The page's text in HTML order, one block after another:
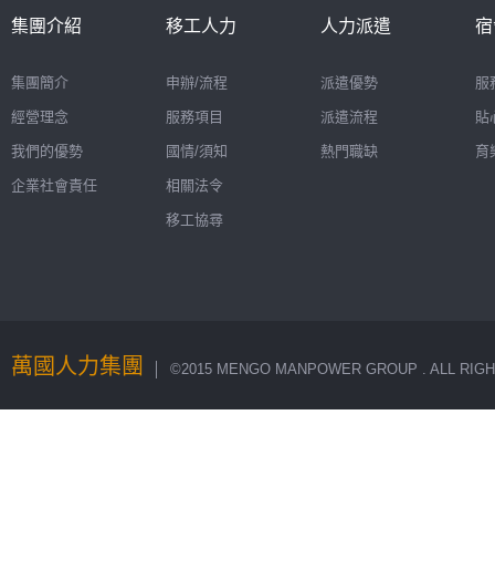
集團介紹
集團簡介
經營理念
我們的優勢
企業社會責任
移工人力
申辦/流程
服務項目
國情/須知
相關法令
移工協尋
人力派遣
派遣優勢
派遣流程
熱門職缺
服
貼
育
萬國人力集團 │ ©2015 MENGO MANPOWER GROUP . ALL